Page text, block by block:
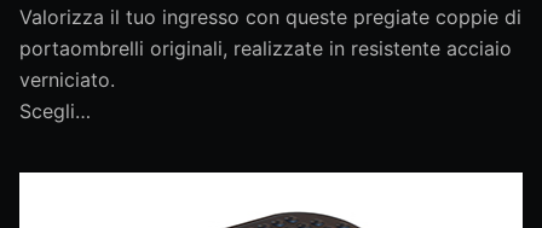
Valorizza il tuo ingresso con queste pregiate coppie di
portaombrelli originali, realizzate in resistente acciaio
verniciato.
Scegli…